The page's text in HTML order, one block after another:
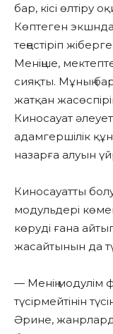
бар, кісі өлтіру
Көптеген
теңестіріп
Меніңше,
сияқты. Мұның
жатқан
Киносауат
адамгершілік
назарға алуын
Киносауатты
модульдері
көруді ғана
жасайтынын да
— Менің модулім
түсірмейтінін
Әрине,